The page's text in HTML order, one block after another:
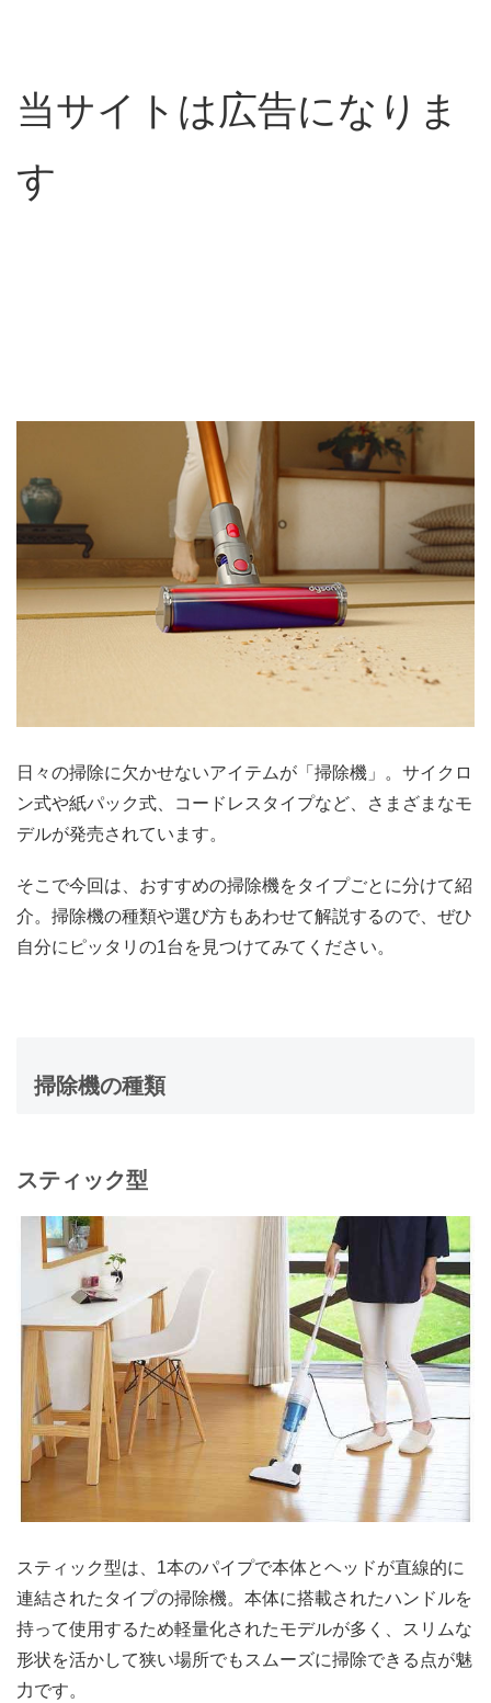
当サイトは広告になりま
す
日々の掃除に欠かせないアイテムが「掃除機」。サイクロ
ン式や紙パック式、コードレスタイプなど、さまざまなモ
デルが発売されています。
そこで今回は、おすすめの掃除機をタイプごとに分けて紹
介。掃除機の種類や選び方もあわせて解説するので、ぜひ
自分にピッタリの1台を見つけてみてください。
掃除機の種類
スティック型
スティック型は、1本のパイプで本体とヘッドが直線的に
連結されたタイプの掃除機。本体に搭載されたハンドルを
持って使用するため軽量化されたモデルが多く、スリムな
形状を活かして狭い場所でもスムーズに掃除できる点が魅
力です。